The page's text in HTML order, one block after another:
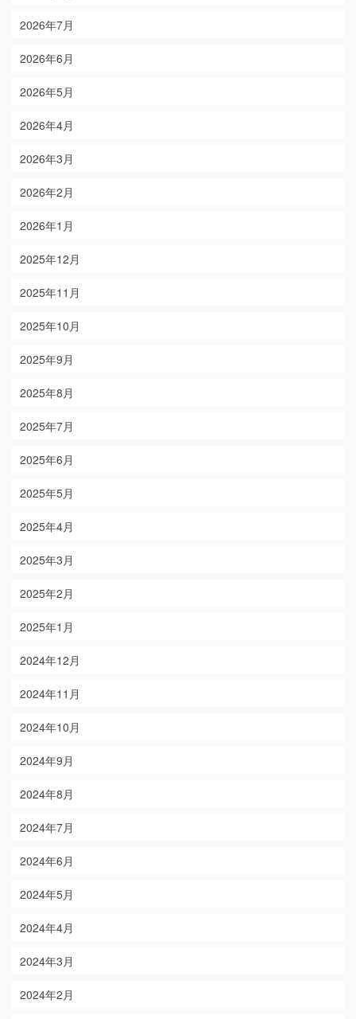
2026年7月
2026年6月
2026年5月
2026年4月
2026年3月
2026年2月
2026年1月
2025年12月
2025年11月
2025年10月
2025年9月
2025年8月
2025年7月
2025年6月
2025年5月
2025年4月
2025年3月
2025年2月
2025年1月
2024年12月
2024年11月
2024年10月
2024年9月
2024年8月
2024年7月
2024年6月
2024年5月
2024年4月
2024年3月
2024年2月